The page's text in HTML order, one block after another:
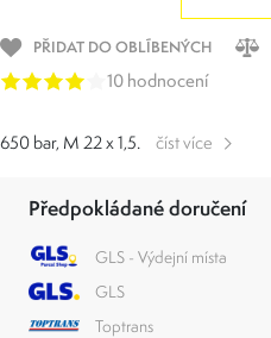
PŘIDAT DO OBLÍBENÝCH
10 hodnocení
650 bar, M 22 x 1,5. číst více
Předpokládané doručení
GLS - Výdejní místa
GLS
Toptrans